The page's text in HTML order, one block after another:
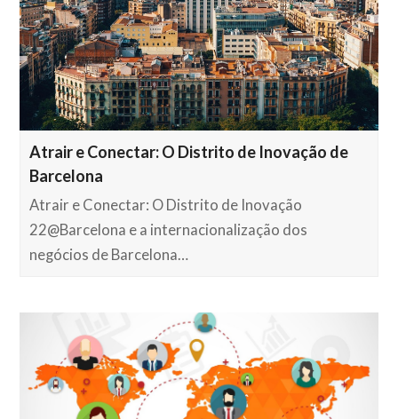
Atrair e Conectar: O Distrito de Inovação de
Barcelona
Atrair e Conectar: O Distrito de Inovação
22@Barcelona e a internacionalização dos
negócios de Barcelona…